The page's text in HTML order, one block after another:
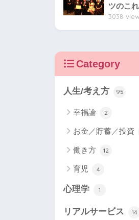
ツのこ
3038
Category
人生/考え方 95
幸福論 2
お金／貯蓄／投資
働き方 12
育児 4
心理学 1
リアルサービス 14